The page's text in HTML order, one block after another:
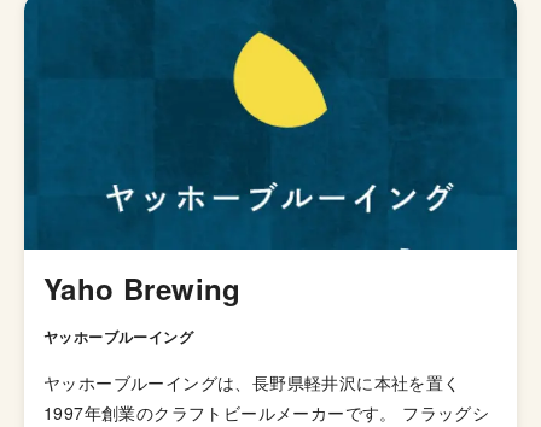
Yaho Brewing
ヤッホーブルーイング
ヤッホーブルーイングは、長野県軽井沢に本社を置く
1997年創業のクラフトビールメーカーです。 フラッグシ